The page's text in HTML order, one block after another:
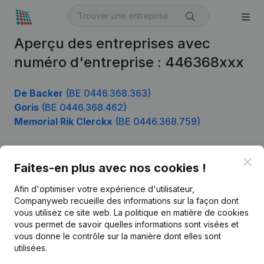
Aperçu des entreprises avec
numéro d'entreprise : 446368xxx
De Backer (BE 0446.368.363)
Goris (BE 0446.368.462)
Memorial Rik Clerckx (BE 0446.368.759)
Faites-en plus avec nos cookies !
Afin d'optimiser votre expérience d'utilisateur,
Companyweb recueille des informations sur la façon dont
vous utilisez ce site web. La politique en matière de cookies
vous permet de savoir quelles informations sont visées et
vous donne le contrôle sur la manière dont elles sont
utilisées.
Français
Kantorenpark Everest
Produit
Informations d’entreprise
Monitoring
Recherche internationale